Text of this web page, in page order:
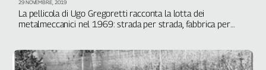
La pellicola di Ugo Gregoretti racconta la lotta dei
metalmeccanici nel 1969: strada per strada, fabbrica per
riconosciamo
29 NOVEMBRE, 2019